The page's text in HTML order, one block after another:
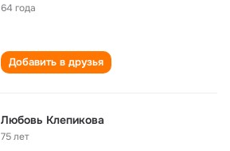
64 года
Добавить в друзья
Любовь Клепикова
75 лет